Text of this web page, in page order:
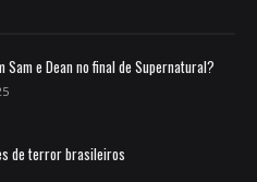
Sam e Dean no final de Supernatural?
de terror brasileiros